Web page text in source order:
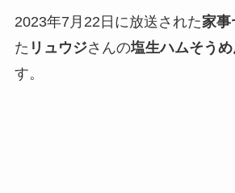
2023年7月22日に放送された家事
た リュウジさんの塩生ハムそう
す。